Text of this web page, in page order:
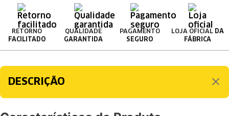
RETORNO
FACILITADO
QUALIDADE
GARANTIDA
PAGAMENTO
SEGURO
LOJA OFICIAL DA
FÁBRICA
DESCRIÇÃO